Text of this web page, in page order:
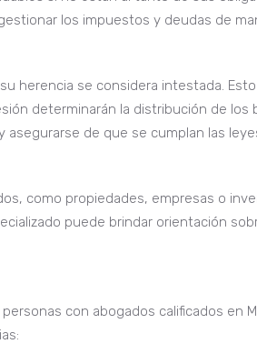
los impuestos y deudas de
herencia se considera intestada.
determinarán la distribución de los
de que se cumplan las
como propiedades, empresas o
puede brindar orientación
con abogados calificados en